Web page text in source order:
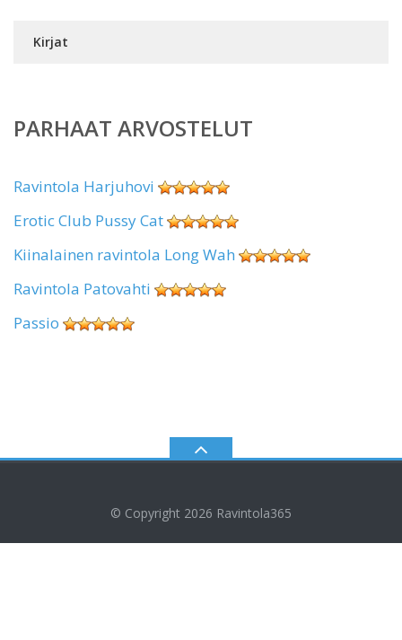
Kirjat
PARHAAT ARVOSTELUT
Ravintola Harjuhovi
Erotic Club Pussy Cat
Kiinalainen ravintola Long Wah
Ravintola Patovahti
Passio
© Copyright 2026 Ravintola365